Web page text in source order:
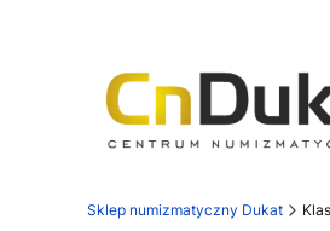
Sklep numizmatyczny Dukat